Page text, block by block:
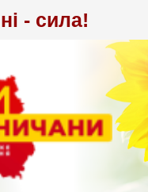
- сила!